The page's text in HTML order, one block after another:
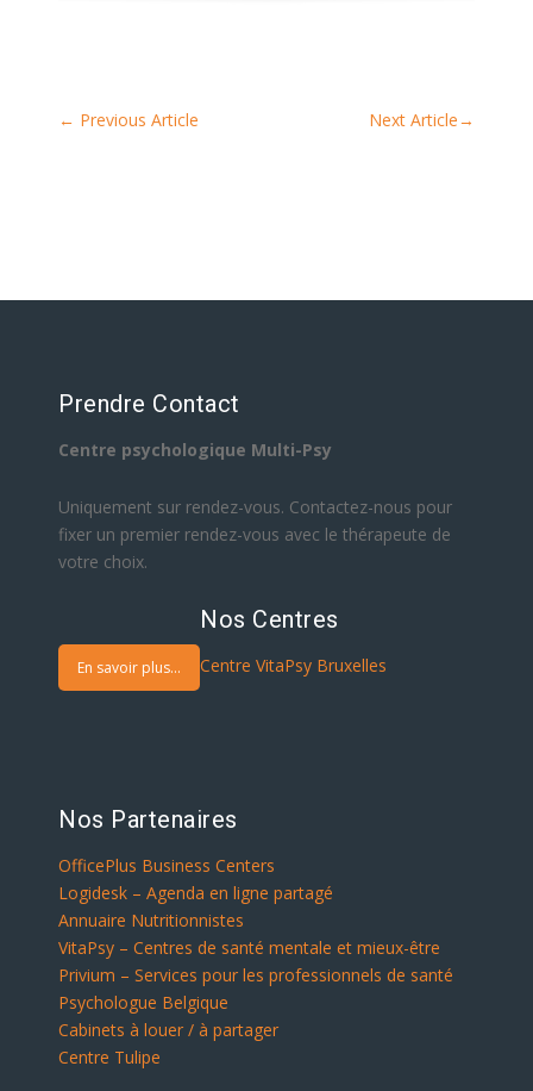
← Previous Article Next Article→
Prendre Contact
Centre psychologique Multi-Psy
Uniquement sur rendez-vous. Contactez-nous pour
fixer un premier rendez-vous avec le thérapeute de
votre choix.
En savoir plus...
Nos Centres
Centre VitaPsy Bruxelles
Nos Partenaires
OfficePlus Business Centers
Logidesk – Agenda en ligne partagé
Annuaire Nutritionnistes
VitaPsy – Centres de santé mentale et mieux-être
Privium – Services pour les professionnels de santé
Psychologue Belgique
Cabinets à louer / à partager
Centre Tulipe